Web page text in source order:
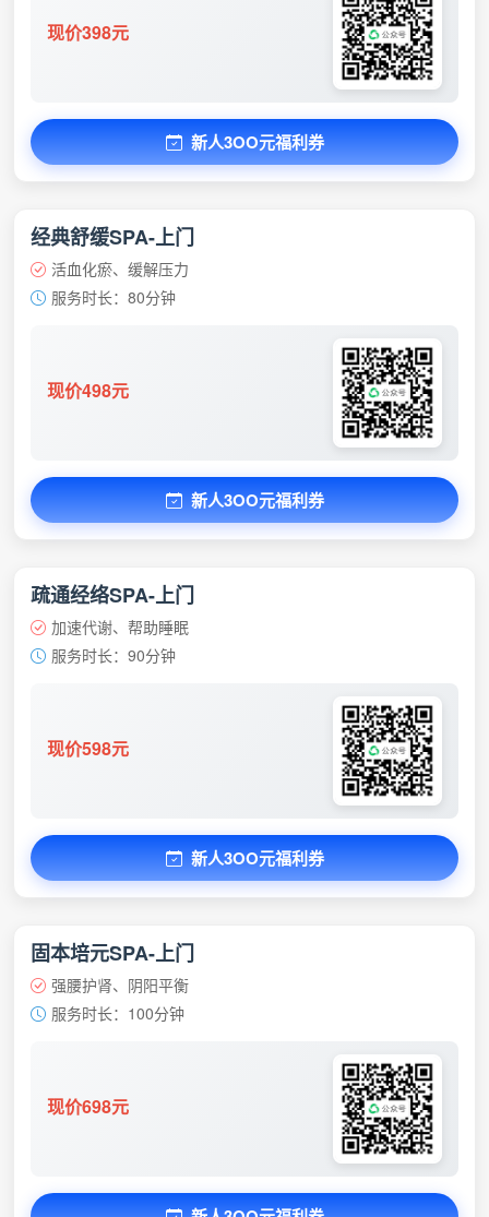
现价398元
新人3OO元福利券
经典舒缓SPA-上门
活血化瘀、缓解压力
服务时长：80分钟
现价498元
新人3OO元福利券
疏通经络SPA-上门
加速代谢、帮助睡眠
服务时长：90分钟
现价598元
新人3OO元福利券
固本培元SPA-上门
强腰护肾、阴阳平衡
服务时长：100分钟
现价698元